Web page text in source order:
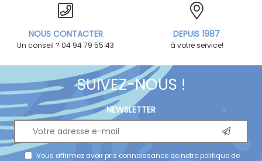
NOUS CONTACTER
Un conseil ? 04 94 79 55 43
DEPUIS 1987
à votre service!
SUIVEZ-NOUS !
NEWSLETTER
Vous affirmez avoir pris connaissance de notre politique de